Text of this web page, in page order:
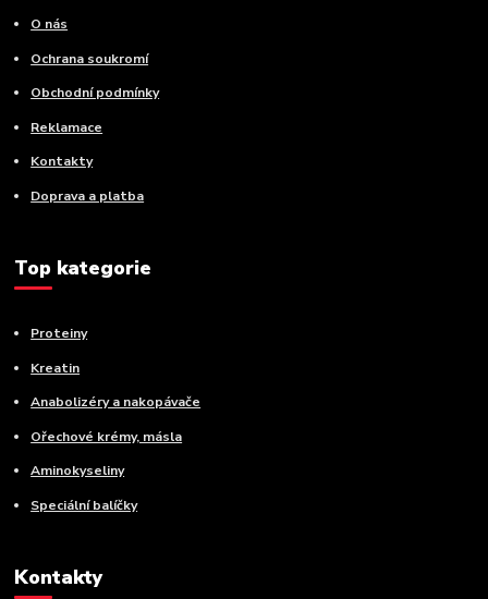
O nás
Ochrana soukromí
Obchodní podmínky
Reklamace
Kontakty
Doprava a platba
Top kategorie
Proteiny
Kreatin
Anabolizéry a nakopávače
Ořechové krémy, másla
Aminokyseliny
Speciální balíčky
Kontakty